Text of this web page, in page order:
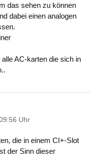
das sehen zu können
dabei einen analogen
AC-karten die sich in
Uhr
die in einem CI+-Slot
der Sinn dieser